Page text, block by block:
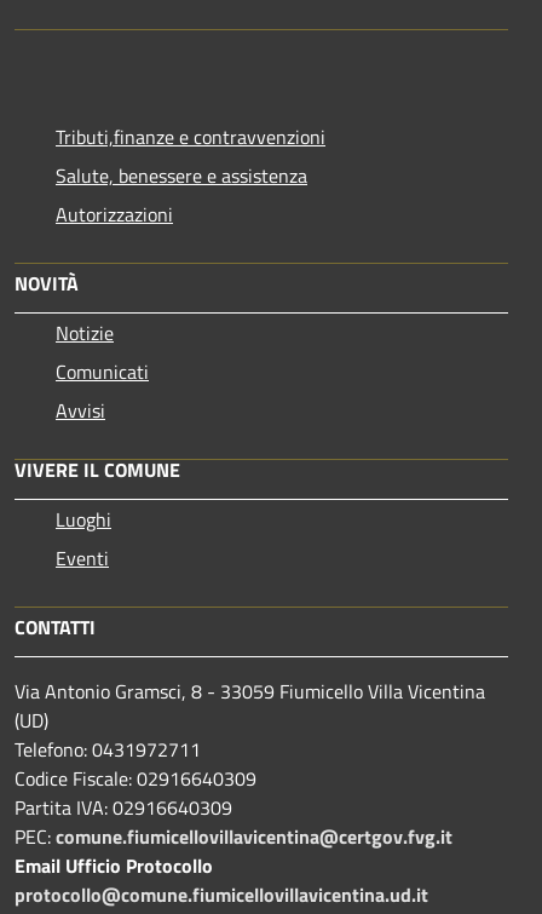
Tributi,finanze e contravvenzioni
Salute, benessere e assistenza
Autorizzazioni
NOVITÀ
Notizie
Comunicati
Avvisi
VIVERE IL COMUNE
Luoghi
Eventi
CONTATTI
Via Antonio Gramsci, 8 - 33059 Fiumicello Villa Vicentina
(UD)
Telefono: 0431972711
Codice Fiscale: 02916640309
Partita IVA: 02916640309
PEC:comune.fiumicellovillavicentina@certgov.fvg.it
Email Ufficio Protocollo
protocollo@comune.fiumicellovillavicentina.ud.it